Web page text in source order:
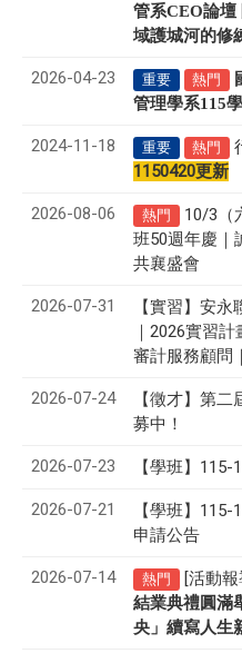
管系CEO論壇
域護城河的修
2026-04-23 重要 熱門
管理學系115
2024-11-18 重要 熱門
1150420更新
2026-08-06 熱門
10/3（
班50週年慶｜
共襄盛會
2026-07-31
【實習】安
｜2026實習
審計服務顧問｜
2026-07-24 【徵才】 第二
募中！
2026-07-23 【學班】
2026-07-21
【學班】
申請公告
2026-07-14 熱門 [活動報
結業典禮圓
央」續寫人生